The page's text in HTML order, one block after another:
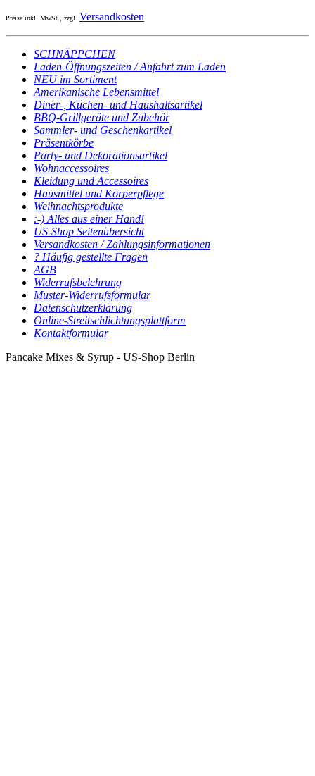
Preise inkl. MwSt., zzgl. Versandkosten
SCHNÄPPCHEN
Laden-Öffnungszeiten / Anfahrt zum Laden
NEU im Sortiment
Amerikanische Lebensmittel
Diner-, Küchen- und Haushaltsartikel
BBQ-Grillgeräte und Zubehör
Sammler- und Geschenkartikel
Präsentkörbe
Party- und Dekorationsartikel
Wohnaccessoires
Kleidung und Accessoires
Hausmittel und Körperpflege
Weihnachtsprodukte
:-) Alles aus einer Hand!
US-Shop Seitenübersicht
Versandkosten / Zahlungsinformationen
? Häufig gestellte Fragen
AGB
Widerrufsbelehrung
Muster-Widerrufsformular
Datenschutzerklärung
Online-Streitschlichtungsplattform
Kontaktformular
Pancake Mixes & Syrup - US-Shop Berlin